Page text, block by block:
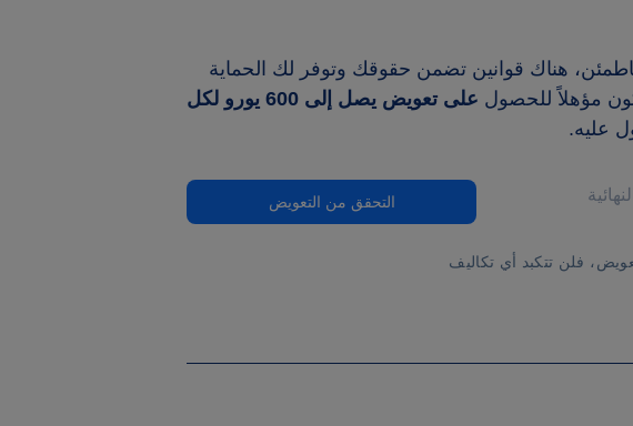
هناك قوانين تضمن حقوقك وتوفر لك الحماية
على تعويض يصل إلى 600 يورو
لكل
عليه.
التحقق من التعويض
فلن تتكبد أي تكاليف